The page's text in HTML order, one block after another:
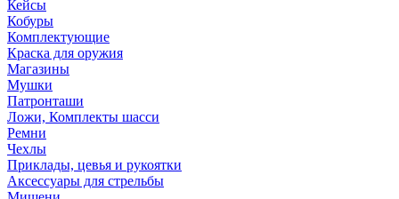
Кейсы
Кобуры
Комплектующие
Краска для оружия
Магазины
Мушки
Патронташи
Ложи, Комплекты шасси
Ремни
Чехлы
Приклады, цевья и рукоятки
Аксессуары для стрельбы